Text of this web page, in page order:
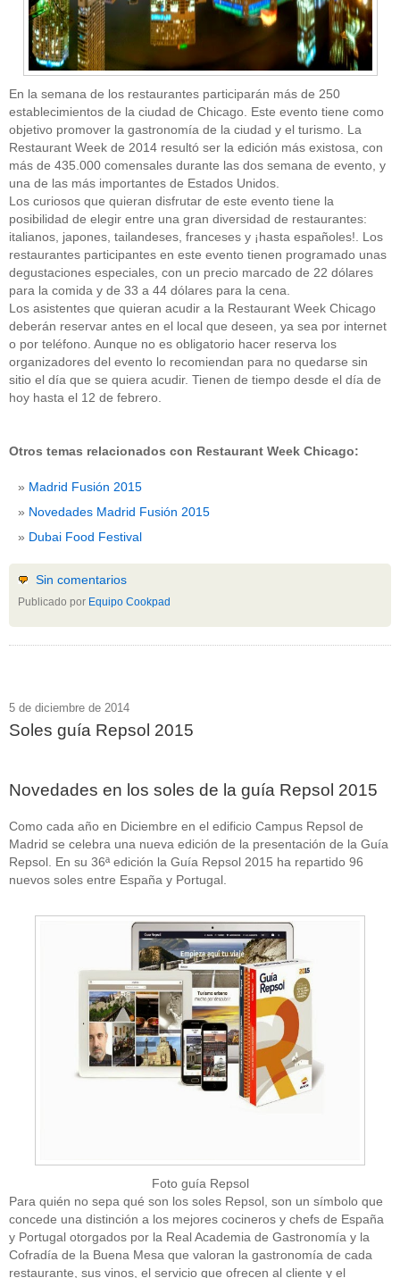
En la semana de los restaurantes participarán más de 250
establecimientos de la ciudad de Chicago. Este evento tiene como
objetivo promover la gastronomía de la ciudad y el turismo. La
Restaurant Week de 2014 resultó ser la edición más existosa, con
más de 435.000 comensales durante las dos semana de evento, y
una de las más importantes de Estados Unidos.
Los curiosos que quieran disfrutar de este evento tiene la
posibilidad de elegir entre una gran diversidad de restaurantes:
italianos, japones, tailandeses, franceses y ¡hasta españoles!. Los
restaurantes participantes en este evento tienen programado unas
degustaciones especiales, con un precio marcado de 22 dólares
para la comida y de 33 a 44 dólares para la cena.
Los asistentes que quieran acudir a la Restaurant Week Chicago
deberán reservar antes en el local que deseen, ya sea por internet
o por teléfono. Aunque no es obligatorio hacer reserva los
organizadores del evento lo recomiendan para no quedarse sin
sitio el día que se quiera acudir. Tienen de tiempo desde el día de
hoy hasta el 12 de febrero.
Otros temas relacionados con Restaurant Week Chicago:
Madrid Fusión 2015
Novedades Madrid Fusión 2015
Dubai Food Festival
Sin comentarios
Publicado por Equipo Cookpad
5 de diciembre de 2014
Soles guía Repsol 2015
Novedades en los soles de la guía Repsol 2015
Como cada año en Diciembre en el edificio Campus Repsol de
Madrid se celebra una nueva edición de la presentación de la Guía
Repsol. En su 36ª edición la Guía Repsol 2015 ha repartido 96
nuevos soles entre España y Portugal.
Foto guía Repsol
Para quién no sepa qué son los soles Repsol, son un símbolo que
concede una distinción a los mejores cocineros y chefs de España
y Portugal otorgados por la Real Academia de Gastronomía y la
Cofradía de la Buena Mesa que valoran la gastronomía de cada
restaurante, sus vinos, el servicio que ofrecen al cliente y el